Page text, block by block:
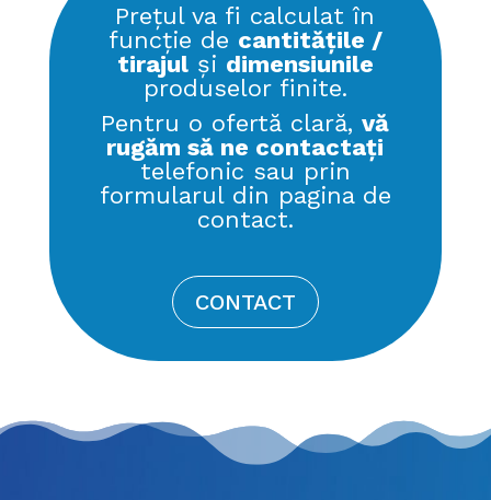
Prețul va fi calculat în
funcție de cantitățile /
tirajulși dimensiunile
produselor finite.
Pentru o ofertă clară,vă
rugăm să ne contactați
telefonic sau prin
formularul din pagina de
contact.
CONTACT